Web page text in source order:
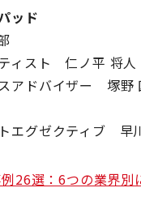
ッド
ィスト 仁ノ平 将人
アドバイザー 塚野
エグゼクティブ 早
26選：6つの業界別